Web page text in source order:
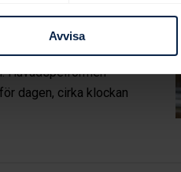
Avvisa
på DT-banan i dag
Huvudspelformen
dagen, cirka klockan